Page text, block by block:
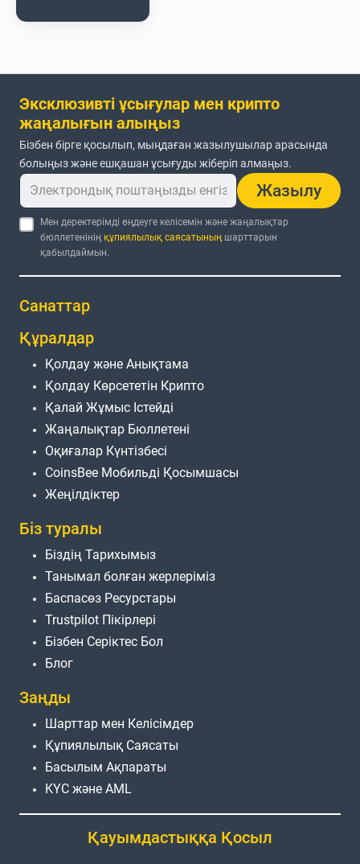
Эксклюзивті ұсығулар мен крипто
жаңалығын алыңыз
Бізбен бірге қосылып, мыңдаған жазылушылар арасында
болыңыз және ешқашан ұсығуды жіберіп алмаңыз.
Жазылу
Мен деректерімді өңдеуге келісемін және жаңалықтар
бюллетенінің құпиялылық саясатының шарттарын
қабылдаймын.
Санаттар
Құралдар
Қолдау және Анықтама
Қолдау Көрсететін Крипто
Қалай Жұмыс Істейді
Жаңалықтар Бюллетені
Оқиғалар Күнтізбесі
CoinsBee Мобильді Қосымшасы
Жеңілдіктер
Біз туралы
Біздің Тарихымыз
Танымал болған жерлеріміз
Баспасөз Ресурстары
Trustpilot Пікірлері
Бізбен Серіктес Бол
Блог
Заңды
Шарттар мен Келісімдер
Құпиялылық Саясаты
Басылым Ақпараты
KYC және AML
Қауымдастыққа Қосыл